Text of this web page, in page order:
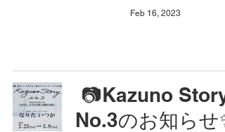
Feb 16, 2023
📷Kazuno Story
No.3のお知らせ✨